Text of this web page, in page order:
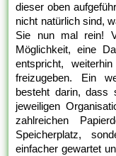
dieser oben
nicht natürlich sind,
Sie nun mal rein!
Möglichkeit, eine
entspricht,
freizugeben. Ein
besteht darin, dass
jeweiligen
zahlreichen
Speicherplatz,
einfacher gewartet